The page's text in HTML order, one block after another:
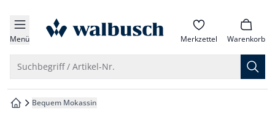
springen
springen
springen
springen
Menü zur Startseite Merkzettel Warenkorb
Suchbegriff / Artikel-Nr.
zur Startseite
Bequem Mokassin